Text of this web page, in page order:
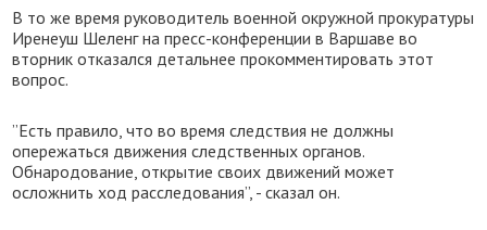
В то же время руководитель военной окружной прокуратуры
Иренеуш Шеленг на пресс-конференции в Варшаве во
вторник отказался детальнее прокомментировать этот
вопрос.
”Есть правило, что во время следствия не должны
опережаться движения следственных органов.
Обнародование, открытие своих движений может
осложнить ход расследования”, - сказал он.